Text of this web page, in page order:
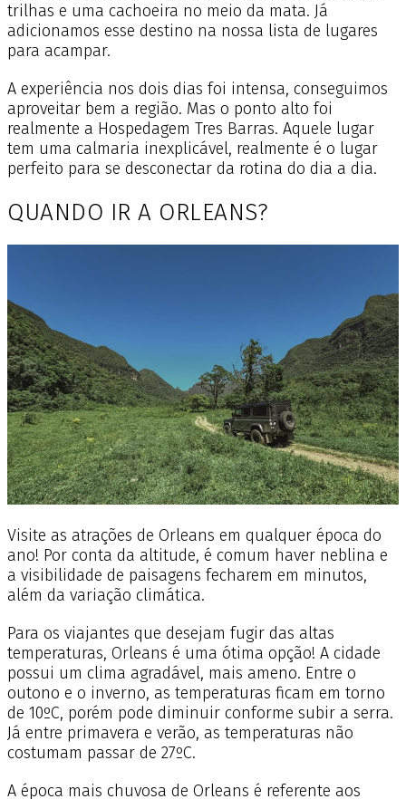
trilhas e uma cachoeira no meio da mata. Já
adicionamos esse destino na nossa lista de lugares
para acampar.
A experiência nos dois dias foi intensa, conseguimos
aproveitar bem a região. Mas o ponto alto foi
realmente a Hospedagem Tres Barras. Aquele lugar
tem uma calmaria inexplicável, realmente é o lugar
perfeito para se desconectar da rotina do dia a dia.
QUANDO IR A ORLEANS?
Visite as atrações de Orleans em qualquer época do
ano! Por conta da altitude, é comum haver neblina e
a visibilidade de paisagens fecharem em minutos,
além da variação climática.
Para os viajantes que desejam fugir das altas
temperaturas, Orleans é uma ótima opção! A cidade
possui um clima agradável, mais ameno. Entre o
outono e o inverno, as temperaturas ficam em torno
de 10ºC, porém pode diminuir conforme subir a serra.
Já entre primavera e verão, as temperaturas não
costumam passar de 27ºC.
A época mais chuvosa de Orleans é referente aos